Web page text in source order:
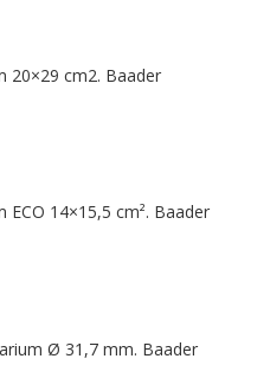
20×29 cm2. Baader
14×15,5 cm². Baader
Ø 31,7 mm. Baader